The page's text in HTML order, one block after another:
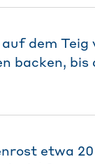
dem
backen,
etwa